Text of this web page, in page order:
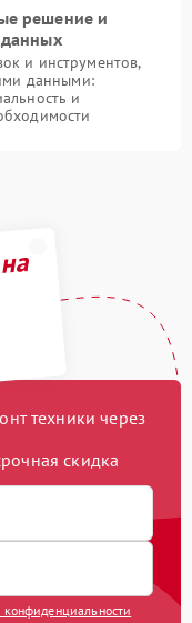
решение и
и инструментов,
данными:
и
техники через
скидка
конфиденциальности